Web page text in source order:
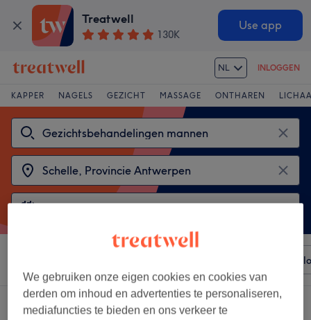
Treatwell
130K
Use app
NL INLOGGEN
KAPPER NAGELS GEZICHT MASSAGE ONTHAREN
soins du visage pour homme in Schelle, Provincie Antwerpen
We gebruiken onze eigen cookies en cookies van
derden om inhoud en advertenties te personaliseren,
mediafuncties te bieden en ons verkeer te